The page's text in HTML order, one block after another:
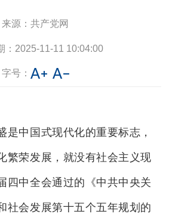
来源： 共产党网
： 2025-11-11 10:04:00
字号：
中国式现代化的重要标志，
繁荣发展，就没有社会主义现
四中全会通过的《中共中央关
社会发展第十五个五年规划的